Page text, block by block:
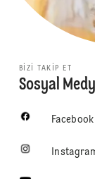
BIZI TAKIP ET
Sosyal
Facebook